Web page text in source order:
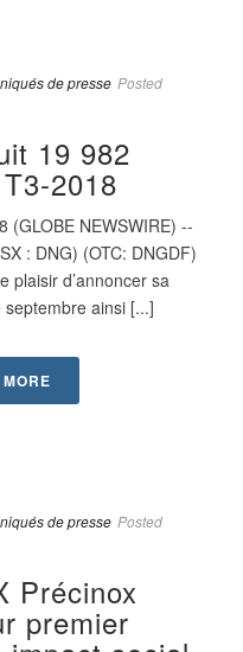
de presse Posted
19 982
2018
(GLOBE NEWSWIRE) --
: DNG) (OTC: DNGDF)
plaisir d’annoncer sa
septembre ainsi [...]
de presse Posted
Précinox
premier